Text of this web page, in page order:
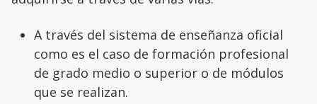
A través del sistema de enseñanza oficial
como es el caso de formación profesional
de grado medio o superior o de módulos
que se realizan.